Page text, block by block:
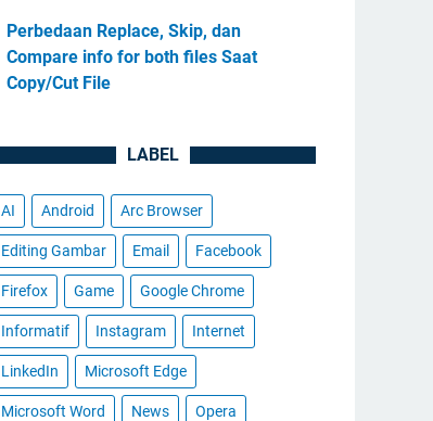
Perbedaan Replace, Skip, dan
Compare info for both files Saat
Copy/Cut File
LABEL
AI Android Arc Browser
Editing Gambar Email Facebook
Firefox Game Google Chrome
Informatif Instagram Internet
LinkedIn Microsoft Edge
Microsoft Word News Opera